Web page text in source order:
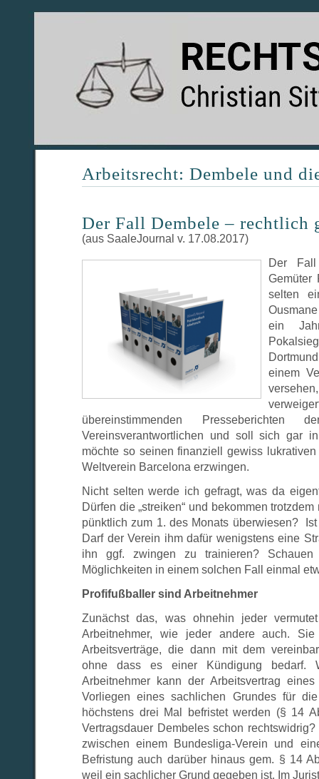
Arbeitsrecht: Dembele und
Der Fall Dembele – rechtlich
(aus SaaleJournal v. 17.08.2017)
Der
Gemüter
selten
ein
einem
übereinstimmenden
Vereinsverantwortlichen und soll sich gar
möchte so seinen finanziell gewiss
Weltverein Barcelona erzwingen.
Nicht selten werde ich gefragt, was da
Dürfen die „streiken“ und bekommen
pünktlich zum 1. des Monats überwiesen?
Darf der Verein ihm dafür wenigstens eine
ihn ggf. zwingen zu trainieren?
Möglichkeiten in einem solchen Fall einmal
Profifußballer sind Arbeitnehmer
Zunächst das, was ohnehin jeder
Arbeitnehmer, wie jeder andere auch. Sie
Arbeitsverträge, die dann mit dem
ohne dass es einer Kündigung bedarf.
Arbeitnehmer kann der Arbeitsvertrag
Vorliegen eines sachlichen Grundes für
höchstens drei Mal befristet werden (§ 14
Vertragsdauer Dembeles schon
zwischen einem Bundesliga-Verein und
Befristung auch darüber hinaus gem. § 14
weil ein sachlicher Grund gegeben ist. Im